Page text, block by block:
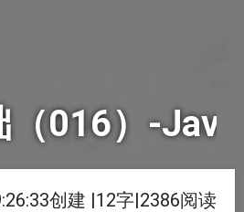
（016）-
创建 |12字|2386阅读